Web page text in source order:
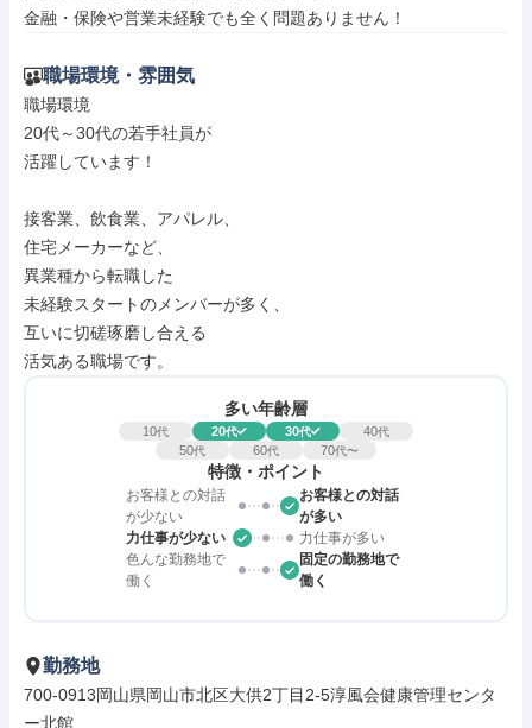
金融・保険や営業未経験でも全く問題ありません！
職場環境・雰囲気
職場環境
20代～30代の若手社員が
活躍しています！
接客業、飲食業、アパレル、
住宅メーカーなど、
異業種から転職した
未経験スタートのメンバーが多く、
互いに切磋琢磨し合える
活気ある職場です。
多い年齢層
10代 20代 30代 40代
50代 60代 70代〜
特徴・ポイント
お客様との対話
が少ない
お客様との対話
が多い
力仕事が少ない
力仕事が多い
色んな勤務地で
働く
固定の勤務地で
働く
勤務地
700-0913岡山県岡山市北区大供2丁目2-5淳風会健康管理センタ
ー北館